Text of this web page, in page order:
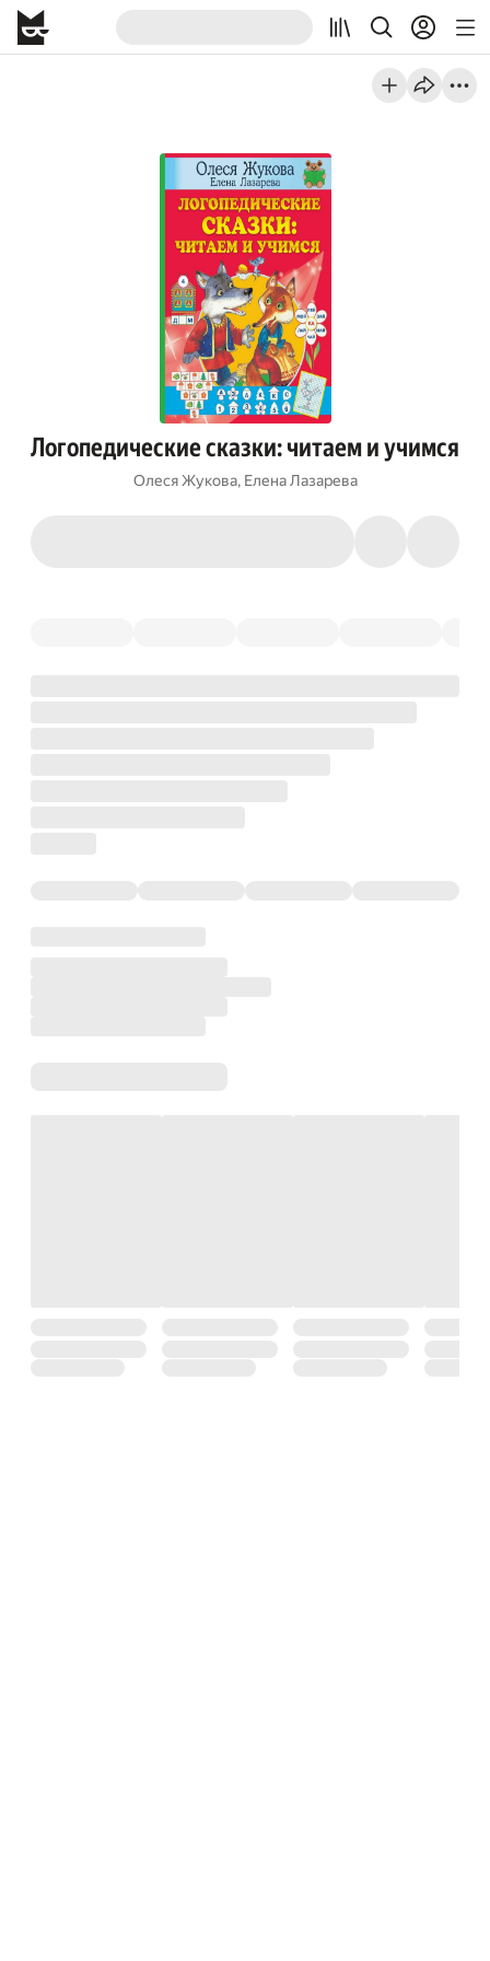
Логопедические сказки: читаем и учимся
Олеся Жукова, Елена Лазарева